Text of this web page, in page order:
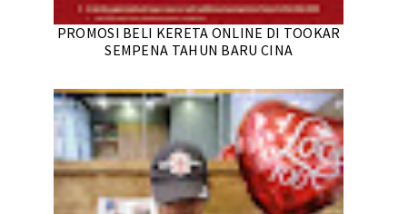
PROMOSI BELI KERETA ONLINE DI TOOKAR
SEMPENA TAHUN BARU CINA